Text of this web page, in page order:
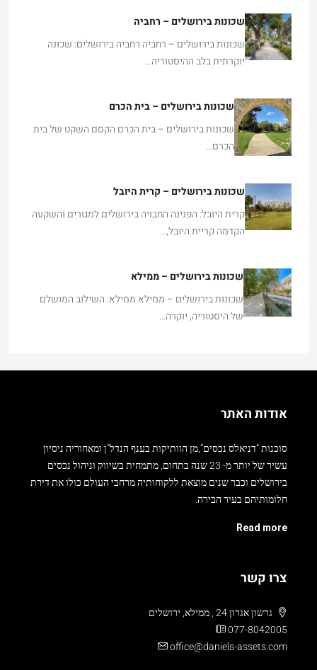
שכונות בירושלים – רחביה
שכונות בירושלים – רחביה רחביה בירושלים: שכונה
יוקרתית בלב ההיסטוריה…
שכונות בירושלים – בית הכרם
שכונות בירושלים – בית הכרם הקסם השקט של בית
הכרם…
שכונות בירושלים – קרית היובל
קרית היובל: הפנינה החבויה בירושלים למגורים והשקעה
הקדמה קריית היובל,…
שכונות בירושלים – ממילא
שכונות בירושלים – ממילא ממילא: השילוב המושלם
של היסטוריה, יוקרה…
אודות האתר
סוכנות “דניאלס נכסים”,מן הוותיקות בענף הנדל”ן ומאחוריה ניסיון
עשיר של יותר מ- 23 שנה בתחום, מתמחית בשיווק וניהול נכסים
בירושלים וכבר שנים מוצאת ללקוחותיה מרחבי העולם כולו את דירת
חלומותיהם בעיר הבירה.
Read more
צרו קשר
גרשון אגרון 24 , ממילא, ירושלים
077-8042005
office@daniels-assets.com